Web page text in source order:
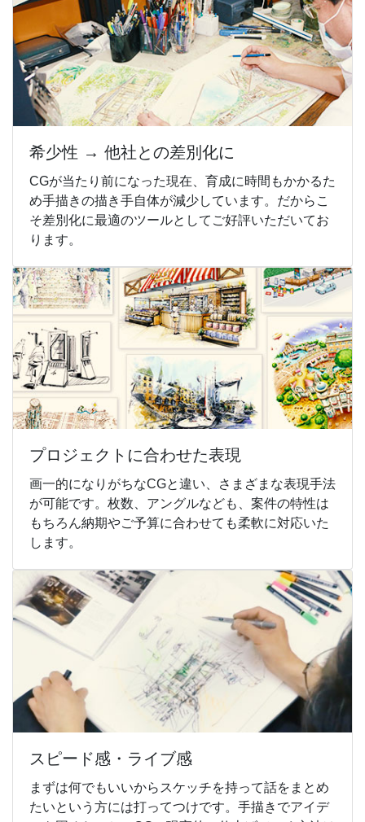
希少性 → 他社との差別化に
CGが当たり前になった現在、育成に時間もかかるた
め手描きの描き手自体が減少しています。だからこ
そ差別化に最適のツールとしてご好評いただいてお
ります。
プロジェクトに合わせた表現
画一的になりがちなCGと違い、さまざまな表現手法
が可能です。枚数、アングルなども、案件の特性は
もちろん納期やご予算に合わせても柔軟に対応いた
します。
スピード感・ライブ感
まずは何でもいいからスケッチを持って話をまとめ
たいという方には打ってつけです。手描きでアイデ